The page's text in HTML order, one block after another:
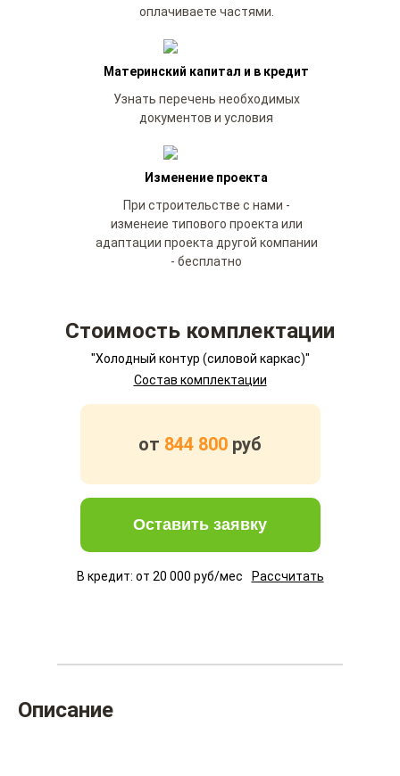
оплачиваете частями.
Материнский капитал и в кредит
Узнать перечень необходимых
документов и условия
Изменение проекта
При строительстве с нами -
изменеие типового проекта или
адаптации проекта другой компании
- бесплатно
Стоимость комплектации
"Холодный контур (силовой каркас)"
Состав комплектации
от 844 800 руб
Оставить заявку
В кредит: от 20 000 руб/мес Рассчитать
Описание